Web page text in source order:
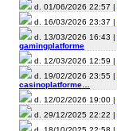
d. 01/06/2026 22:57 |
d. 16/03/2026 23:37 |
d. 13/03/2026 16:43 |
gamingplatforme
d. 12/03/2026 12:59 |
d. 19/02/2026 23:55 |
casinoplatforme…
d. 12/02/2026 19:00 |
d. 29/12/2025 22:22 |